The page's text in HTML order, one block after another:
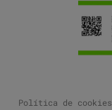
Política de cookies